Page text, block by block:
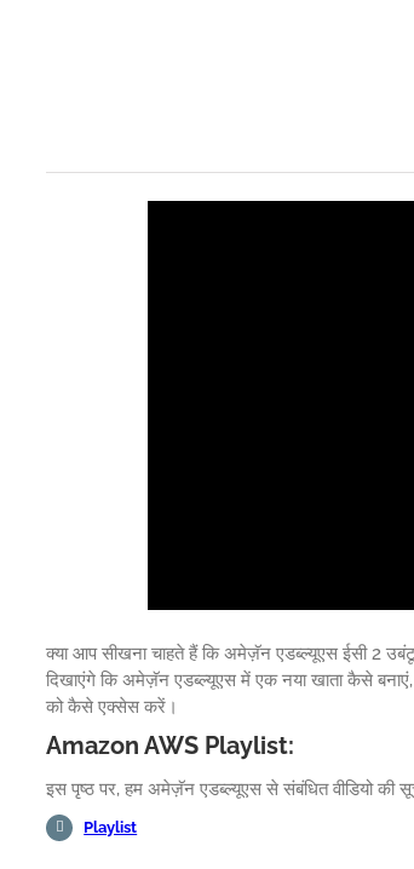
क्या आप सीखना चाहते हैं कि अमेज़ॅन एडब्ल्यूएस ईसी 2
दिखाएंगे कि अमेज़ॅन एडब्ल्यूएस में एक नया खाता कैसे
को कैसे एक्सेस करें।
Amazon AWS Playlist:
इस पृष्ठ पर, हम अमेज़ॅन एडब्ल्यूएस से संबंधित वीडियो की
Playlist